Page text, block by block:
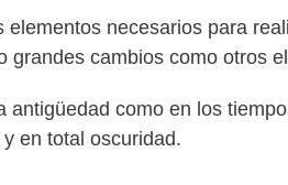
elementos necesarios para
grandes cambios como otros
antigüedad como en los
en total oscuridad.